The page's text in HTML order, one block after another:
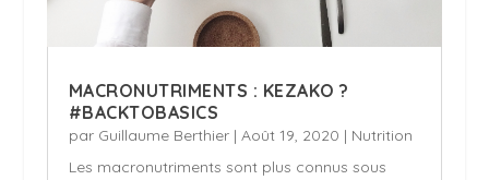
MACRONUTRIMENTS : KEZAKO ?
#BACKTOBASICS
par Guillaume Berthier| Août 19, 2020 | Nutrition
Les macronutriments sont plus connus sous